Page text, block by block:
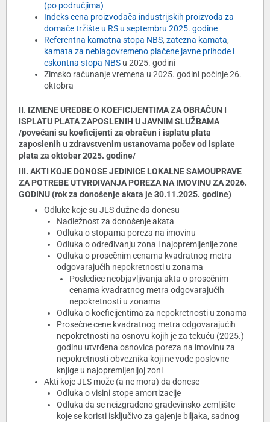
(po područjima)
Indeks cena proizvođača industrijskih proizvoda za
domaće tržište u RS u septembru 2025. godine
Referentna kamatna stopa NBS, zatezna kamata,
kamata za neblagovremeno plaćene javne prihode i
eskontna stopa NBS u 2025. godini
Zimsko računanje vremena u 2025. godini počinje 26.
oktobra
II. IZMENE UREDBE O KOEFICIJENTIMA ZA OBRAČUN I
ISPLATU PLATA ZAPOSLENIH U JAVNIM SLUŽBAMA
/povećani su koeficijenti za obračun i isplatu plata
zaposlenih u zdravstvenim ustanovama počev od isplate
plata za oktobar 2025. godine/
III. AKTI KOJE DONOSE JEDINICE LOKALNE SAMOUPRAVE
ZA POTREBE UTVRĐIVANJA POREZA NA IMOVINU ZA 2026.
GODINU (rok za donošenje akata je 30.11.2025. godine)
Odluke koje su JLS dužne da donesu
Nadležnost za donošenje akata
Odluka o stopama poreza na imovinu
Odluka o određivanju zona i najopremljenije zone
Odluka o prosečnim cenama kvadratnog metra
odgovarajućih nepokretnosti u zonama
Posledice neobjavljivanja akta o prosečnim
cenama kvadratnog metra odgovarajućih
nepokretnosti u zonama
Odluka o koeficijentima za nepokretnosti u zonama
Prosečne cene kvadratnog metra odgovarajućih
nepokretnosti na osnovu kojih je za tekuću (2025.)
godinu utvrđena osnovica poreza na imovinu za
nepokretnosti obveznika koji ne vode poslovne
knjige u najopremljenijoj zoni
Akti koje JLS može (a ne mora) da donese
Odluka o visini stope amortizacije
Odluka da se neizgrađeno građevinsko zemljište
koje se koristi isključivo za gajenje biljaka, sadnog